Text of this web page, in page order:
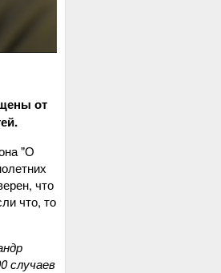
от
"О
что
что, то
случаев